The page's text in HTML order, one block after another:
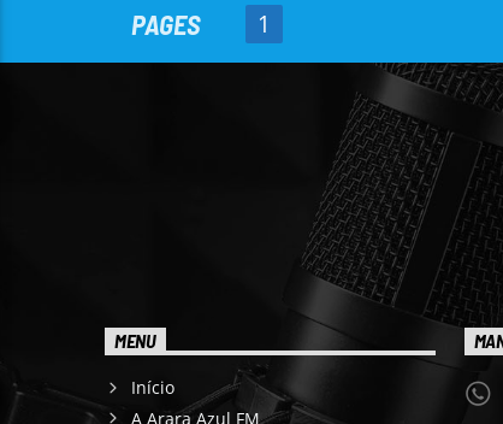
PAGES 1
MENU
Início
A Arara Azul FM